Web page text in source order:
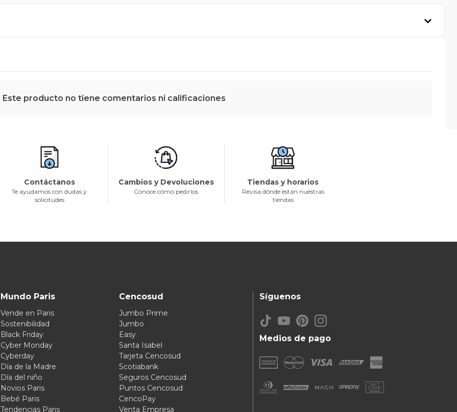
Este producto no tiene comentarios ni calificaciones
Contáctanos
Te ayudamos con dudas y
solicitudes
Cambios y Devoluciones
Conoce cómo pedirlos
Tiendas y horarios
Revisa dónde están nuestras
tiendas
Mundo Paris
Vende en Paris
Sostenibilidad
Black Friday
Cyber Monday
Cyberday
Día de la Madre
Día del niño
Novios Paris
Bebé Paris
Tendencias Paris
Cencosud
Jumbo Prime
Jumbo
Easy
Santa Isabel
Tarjeta Cencosud
Scotiabank
Seguros Cencosud
Puntos Cencosud
CencoPay
Venta Empresa
Medios de pago
Síguenos